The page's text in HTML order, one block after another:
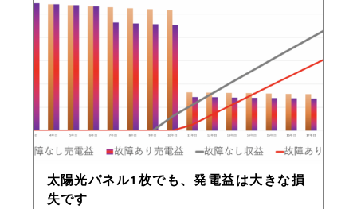
太陽光パネル1枚でも、発電益は大きな損
失です